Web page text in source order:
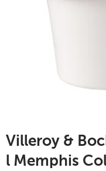
Villeroy &
l Memphis